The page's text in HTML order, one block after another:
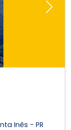
Next
Inês - PR